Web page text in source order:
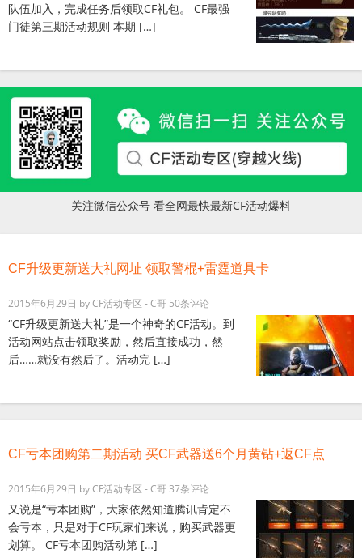
队伍加入，完成任务后领取CF礼包。 CF最强
门徒第三期活动规则 本期 […]
关注微信公众号 看全网最快最新CF活动爆料
CF升级更新送大礼网址 领取警棍+雷霆道具卡
2015年6月29日 byCF活动专区 - C哥 50条评论
“CF升级更新送大礼”是一个神奇的CF活动。到
活动网站点击领取奖励，然后直接成功，然
后……就没有然后了。活动完 […]
CF亏本团购第二期活动 买CF武器送6个月黄钻+返CF点
2015年6月29日 byCF活动专区 - C哥37条评论
又说是“亏本团购”，大家依然知道腾讯肯定不
会亏本，只是对于CF玩家们来说，购买武器更
划算。 CF亏本团购活动第 […]